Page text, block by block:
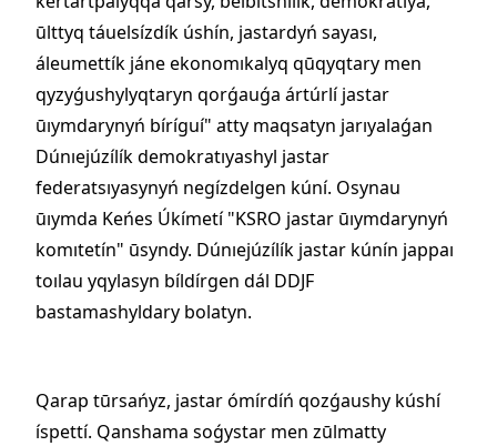
ūlttyq táuelsízdík úshín, jastardyń sayası,
áleumettík jáne ekonomıkalyq qūqyqtary men
qyzyǵushylyqtaryn qorǵauǵa ártúrlí jastar
ūıymdarynyń bíríguí" atty maqsatyn jarıyalaǵan
Dúnıejúzílík demokratıyashyl jastar
federatsıyasynyń negízdelgen kúní. Osynau
ūıymda Keńes Úkímetí "KSRO jastar ūıymdarynyń
komıtetín" ūsyndy. Dúnıejúzílík jastar kúnín jappaı
toılau yqylasyn bíldírgen dál DDJF
bastamashyldary bolatyn.
Qarap tūrsańyz, jastar ómírdíń qozǵaushy kúshí
íspettí. Qanshama soǵystar men zūlmatty